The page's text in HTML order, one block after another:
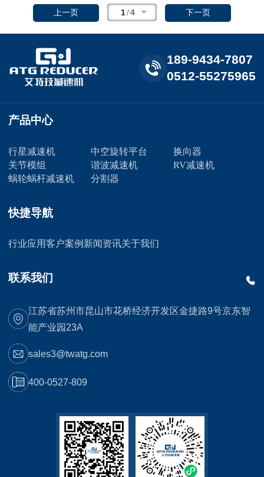
上一页 1/4 下一页
189-9434-7807
0512-55275965
产品中心
行星减速机 中空旋转平台
换向器
关节模组
谐波减速机
RV减速机
蜗轮蜗杆减速机
分割器
快捷导航
行业应用客户案例 新闻资讯关于我们
联系我们
江苏省苏州市昆山市花桥经济开发区金捷路9号京东智
能产业园23A
sales3@twatg.com
400-0527-809